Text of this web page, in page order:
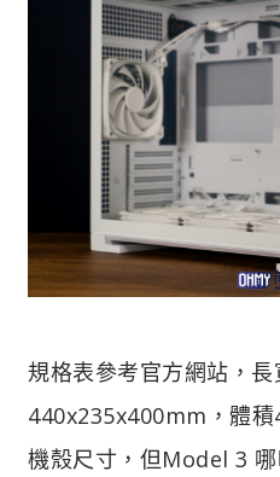
規格表參考官方網站，長
440x235x400mm，體積
機殼尺寸，但Model 3